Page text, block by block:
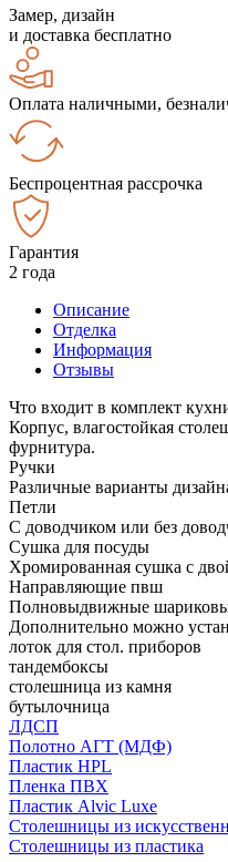
Замер, дизайн
и доставка бесплатно
Оплата наличными,
Беспроцентная рассрочка
Гарантия
2 года
Описание
Отделка
Информация
Отзывы
Что входит в комплект
Корпус, влагостойкая
фурнитура.
Ручки
Различные варианты
Петли
С доводчиком или без
Сушка для посуды
Хромированная сушка с
Направляющие пвш
Полновыдвижные
Дополнительно можно
лоток для стол. приборов
тандембоксы
столешница из камня
бутылочница
ЛДСП
Полотно АГТ (МДФ)
Пластик HPL
Пленка ПВХ
Пластик Alvic Luxe
Столешницы из
Столешницы из пластика